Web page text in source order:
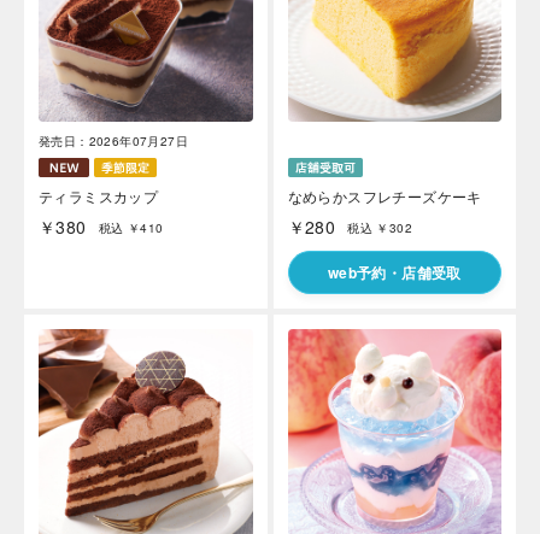
発売日：2026年07月27日
ティラミスカップ
￥380 税込 ￥410
なめらかスフレチーズケーキ
￥280 税込 ￥302
web予約・店舗受取